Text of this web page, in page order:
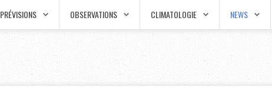
PRÉVISIONS OBSERVATIONS CLIMATOLOGIE NEWS